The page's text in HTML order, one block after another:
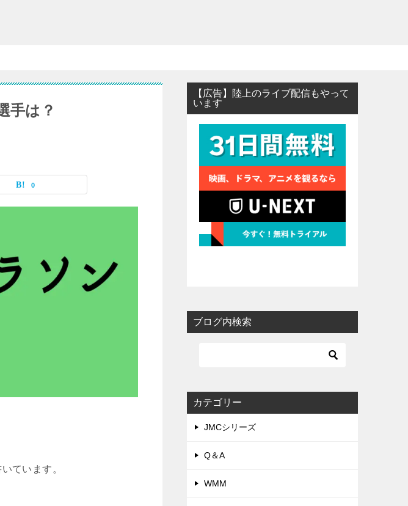
手は？
0
ています。
【広告】陸上のライブ配信もやって
います
ブログ内検索
カテゴリー
JMCシリーズ
Q＆A
WMM